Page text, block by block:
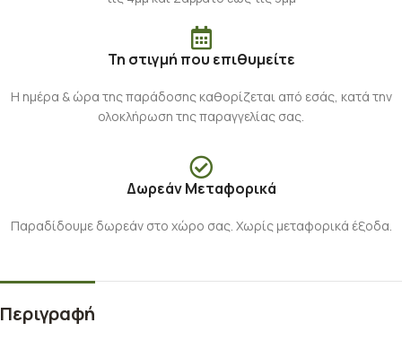
Τη στιγμή που επιθυμείτε
Η ημέρα & ώρα της παράδοσης καθορίζεται από εσάς, κατά την
ολοκλήρωση της παραγγελίας σας.
Δωρεάν Μεταφορικά
Παραδίδουμε δωρεάν στο χώρο σας. Χωρίς μεταφορικά έξοδα.
Περιγραφή